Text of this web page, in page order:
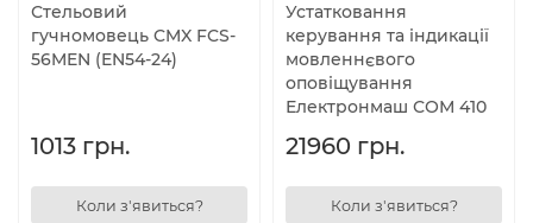
Стельовий
гучномовець CMX FCS-
56MEN (EN54-24)
1013 грн.
Коли з'явиться?
Устатковання
керування та індикації
мовленнєвого
оповіщування
Електронмаш СОМ 410
21960 грн.
Коли з'явиться?